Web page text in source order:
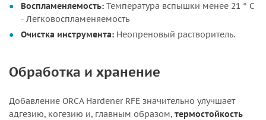
Воспламеняемость: Температура вспышки менее 21 ° C
- Легковоспламеняемость
Очистка инструмента: Неопреновый растворитель.
Обработка и хранение
Добавление ORCA Hardener RFE значительно улучшает
адгезию, когезию и, главным образом, термостойкость